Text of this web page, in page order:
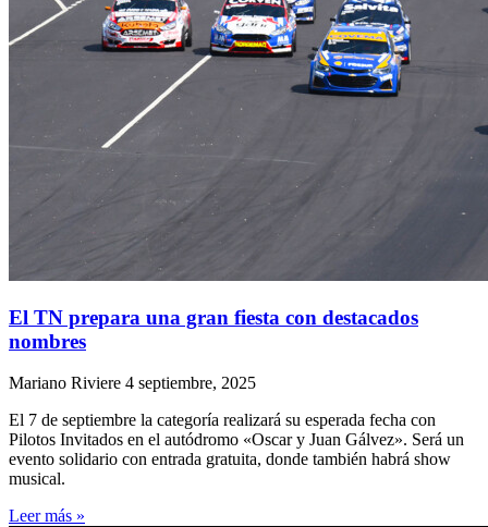
El TN prepara una gran fiesta con destacados
nombres
Mariano Riviere 4 septiembre, 2025
El 7 de septiembre la categoría realizará su esperada fecha con
Pilotos Invitados en el autódromo «Oscar y Juan Gálvez». Será un
evento solidario con entrada gratuita, donde también habrá show
musical.
Leer más »